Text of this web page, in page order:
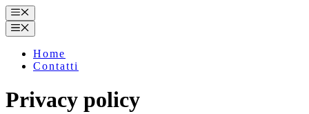
Vai
al
contenuto
Menu
Menu
Home
Contatti
Privacy policy